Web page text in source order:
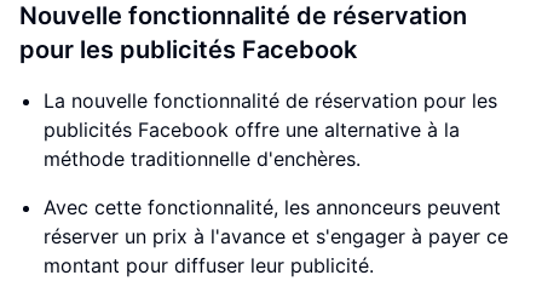
Nouvelle fonctionnalité de réservation
pour les publicités Facebook
La nouvelle fonctionnalité de réservation pour les
publicités Facebook offre une alternative à la
méthode traditionnelle d'enchères.
Avec cette fonctionnalité, les annonceurs peuvent
réserver un prix à l'avance et s'engager à payer ce
montant pour diffuser leur publicité.